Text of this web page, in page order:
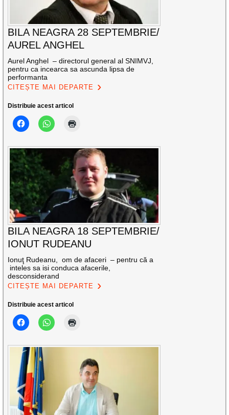
BILA NEAGRA 28 SEPTEMBRIE/
AUREL ANGHEL
Aurel Anghel – directorul general al SNIMVJ,
pentru ca incearca sa ascunda lipsa de
performanta
CITEȘTE MAI DEPARTE
Distribuie acest articol
BILA NEAGRA 18 SEPTEMBRIE/
IONUT RUDEANU
Ionuţ Rudeanu, om de afaceri – pentru că a
inteles sa isi conduca afacerile,
desconsiderand
CITEȘTE MAI DEPARTE
Distribuie acest articol